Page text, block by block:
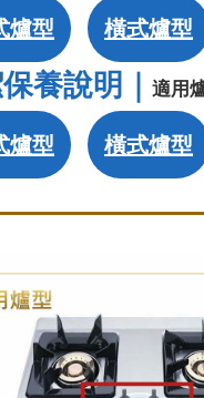
爐型 橫式爐型
養說明｜ 適用
爐型 橫式爐型